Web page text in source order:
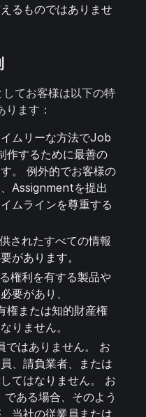
るものではありませ
てお客様は以下の特
ます：
ムリーな方法でJob
作するために最善の
。 例外的でお客様の
Assignmentを提出
ムラインを尊重する
されたすべての情報
があります。
権利を有する製品や
要があり、
権または知的財産権
りません。
ではありません。 お
、請負業者、または
てはなりません。 お
ある場合、そのよう
当社の従業員または